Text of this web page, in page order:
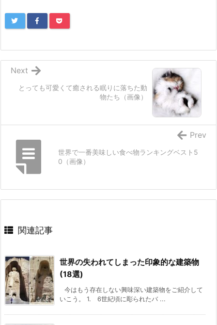
とっても可愛くて癒される眠りに落ちた動
物たち（画像）
Next
世界で一番美味しい食べ物ランキングベスト5
0（画像）
Prev
関連記事
世界の失われてしまった印象的な建築物
(18選)
今はもう存在しない興味深い建築物をご紹介して
いこう。 1. 6世紀頃に彫られたバ ...